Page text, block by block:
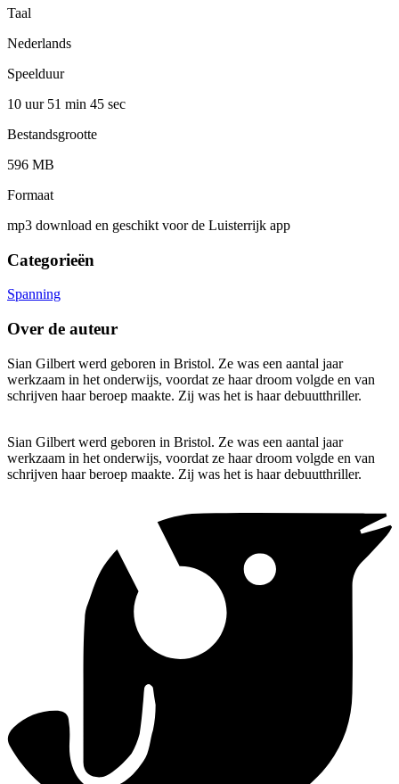
Taal
Nederlands
Speelduur
10 uur 51 min 45 sec
Bestandsgrootte
596 MB
Formaat
mp3 download en geschikt voor de Luisterrijk app
Categorieën
Spanning
Over de auteur
Sian Gilbert werd geboren in Bristol. Ze was een aantal jaar
werkzaam in het onderwijs, voordat ze haar droom volgde en van
schrijven haar beroep maakte. Zij was het is haar debuutthriller.
Sian Gilbert werd geboren in Bristol. Ze was een aantal jaar
werkzaam in het onderwijs, voordat ze haar droom volgde en van
schrijven haar beroep maakte. Zij was het is haar debuutthriller.